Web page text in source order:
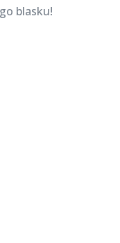
blasku!